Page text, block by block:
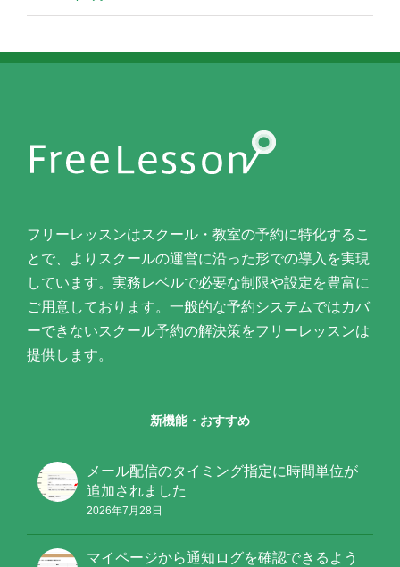
フリーレッスンはスクール・教室の予約に特化するこ
とで、よりスクールの運営に沿った形での導入を実現
しています。実務レベルで必要な制限や設定を豊富に
ご用意しております。一般的な予約システムではカバ
ーできないスクール予約の解決策をフリーレッスンは
提供します。
新機能・おすすめ
メール配信のタイミング指定に時間単位が
追加されました
2026年7月28日
マイページから通知ログを確認できるよう